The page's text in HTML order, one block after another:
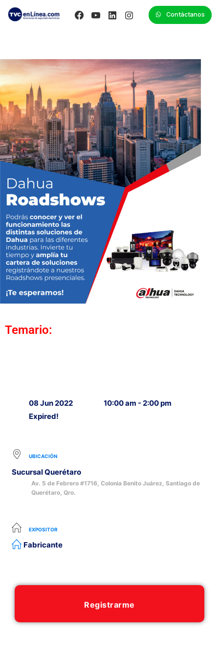
Contáctanos
Temario:
08 Jun 2022
Expired!
10:00 am - 2:00 pm
UBICACIÓN
Sucursal Querétaro
Av. 5 de Febrero #1716, Colonia Benito Juárez, Santiago de
Querétaro, Qro.
EXPOSITOR
Fabricante
Registrarme